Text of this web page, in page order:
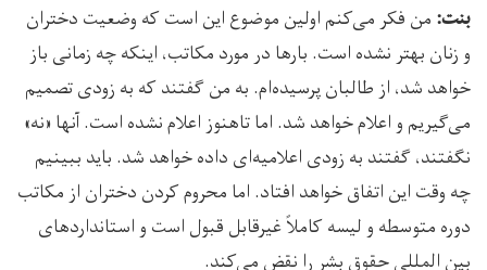
بنت: من فکر می‌کنم اولین موضوع این است که وضعیت دختران
و زنان بهتر نشده است. بارها در مورد مکاتب، اینکه چه زمانی باز
خواهد شد، از طالبان پرسیده‌ام. به من گفتند که به زودی تصمیم
می‌گیریم و اعلام خواهد شد. اما تاهنوز اعلام نشده است. آنها «نه»
نگفتند، گفتند به زودی اعلامیه‌ای داده خواهد شد. باید ببینیم
چه وقت این اتفاق خواهد افتاد. اما محروم کردن دختران از مکاتب
دوره متوسطه و لیسه کاملاً غیرقابل قبول است و استانداردهای
بین المللی حقوق بشر را نقض می‌کند.